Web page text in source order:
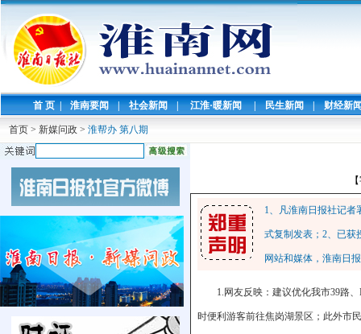
首 页 | 淮南要闻 | 社会新闻 | 江淮·暖新闻 | 民生新闻 | 财经新
首页 > 新媒问政 > 淮帮办 第八期
1、凡淮南日报社记
式复制发表；2、已获
网站和媒体，淮南日
1.网友反映：建议优化我市39路
时便利游客前往焦岗湖景区；此外市